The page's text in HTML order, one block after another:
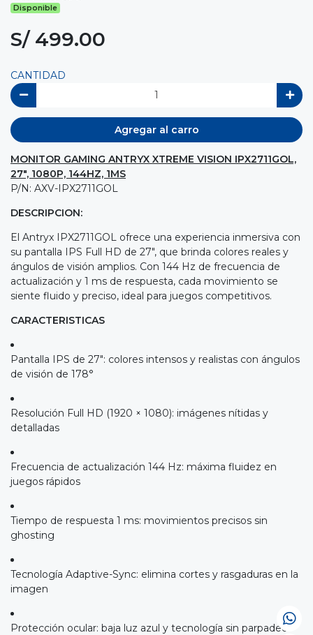
Disponible
S/ 499.00
CANTIDAD
Agregar al carro
MONITOR GAMING ANTRYX XTREME VISION IPX2711GOL,
27", 1080P, 144HZ, 1MS
P/N: AXV-IPX2711GOL
DESCRIPCION:
El Antryx IPX2711GOL ofrece una experiencia inmersiva con
su pantalla IPS Full HD de 27″, que brinda colores reales y
ángulos de visión amplios. Con 144 Hz de frecuencia de
actualización y 1 ms de respuesta, cada movimiento se
siente fluido y preciso, ideal para juegos competitivos.
CARACTERISTICAS
Pantalla IPS de 27″: colores intensos y realistas con ángulos
de visión de 178°
Resolución Full HD (1920 × 1080): imágenes nítidas y
detalladas
Frecuencia de actualización 144 Hz: máxima fluidez en
juegos rápidos
Tiempo de respuesta 1 ms: movimientos precisos sin
ghosting
Tecnología Adaptive-Sync: elimina cortes y rasgaduras en la
imagen
Protección ocular: baja luz azul y tecnología sin parpadeo